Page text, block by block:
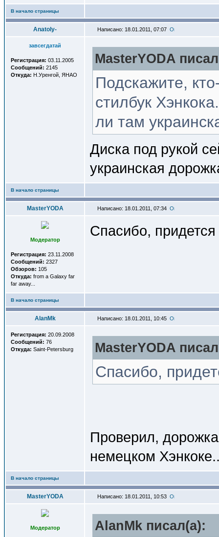
В начало страницы
Anatoly- Написано: 18.01.2011, 07:07
завсегдатай
Регистрация: 03.11.2005
Сообщений: 2145
Откуда: Н.Уренгой, ЯНАО
MasterYODA
Подскажите,
стилбук
ли там
Диска под рукой
украинская
В начало страницы
MasterYODA Написано: 18.01.2011, 07:34
Модератор
Регистрация: 23.11.2008
Сообщений: 2327
Обзоров: 105
Откуда: from a Galaxy far
far away...
Спасибо, придется
В начало страницы
AlanMk Написано: 18.01.2011, 10:45
Регистрация: 20.09.2008
Сообщений: 76
Откуда: Saint-Petersburg MasterYODA
Спасибо,
Проверил,
немецком
В начало страницы
MasterYODA Написано: 18.01.2011, 10:53
Модератор AlanMk писал(a):